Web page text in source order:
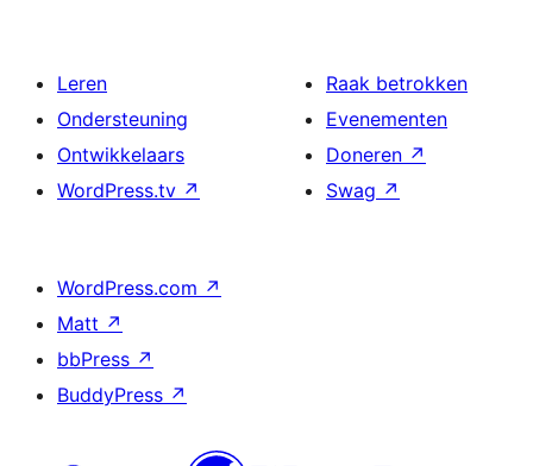
Leren
Ondersteuning
Ontwikkelaars
WordPress.tv ↗
Raak betrokken
Evenementen
Doneren ↗
Swag ↗
WordPress.com ↗
Matt ↗
bbPress ↗
BuddyPress ↗